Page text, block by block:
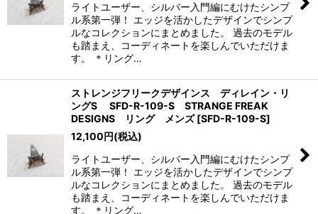
ライトユーザー、シルバー入門編にむけたシンプ
ル系第一弾！ エッジを活かしたデザインでシンプ
ルなコレクションにまとめました。 過去のモデル
も踏まえ、コーディネートを楽しんでいただけま
す。 ＊リング…
ストレンジフリークデザインス ディレイン・リ
ングS SFD-R-109-S STRANGE FREAK
DESIGNS リング メンズ [SFD-R-109-S]
12,100円(税込)
ライトユーザー、シルバー入門編にむけたシンプ
ル系第一弾！ エッジを活かしたデザインでシンプ
ルなコレクションにまとめました。 過去のモデル
も踏まえ、コーディネートを楽しんでいただけま
す。 ＊リング…